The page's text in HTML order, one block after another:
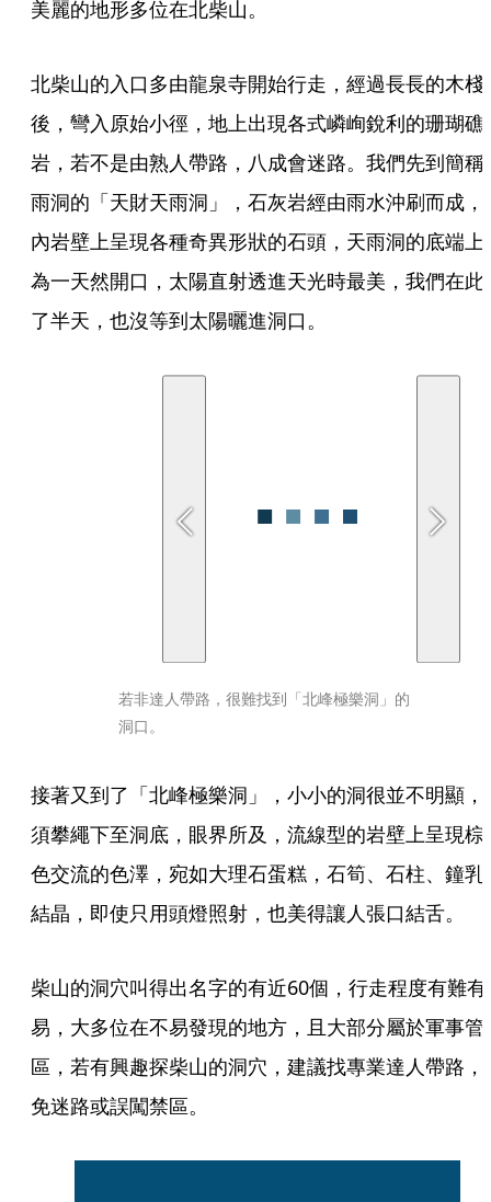
美麗的地形多位在北柴山。
北柴山的入口多由龍泉寺開始行走，經過長長的木棧
後，彎入原始小徑，地上出現各式嶙峋銳利的珊瑚礁
岩，若不是由熟人帶路，八成會迷路。我們先到簡稱
雨洞的「天財天雨洞」，石灰岩經由雨水沖刷而成，
內岩壁上呈現各種奇異形狀的石頭，天雨洞的底端上
為一天然開口，太陽直射透進天光時最美，我們在此
了半天，也沒等到太陽曬進洞口。
若非達人帶路，很難找到「北峰極樂洞」的
洞口。
接著又到了「北峰極樂洞」，小小的洞很並不明顯，
須攀繩下至洞底，眼界所及，流線型的岩壁上呈現棕
色交流的色澤，宛如大理石蛋糕，石筍、石柱、鐘乳
結晶，即使只用頭燈照射，也美得讓人張口結舌。
柴山的洞穴叫得出名字的有近60個，行走程度有難有
易，大多位在不易發現的地方，且大部分屬於軍事管
區，若有興趣探柴山的洞穴，建議找專業達人帶路，
免迷路或誤闖禁區。